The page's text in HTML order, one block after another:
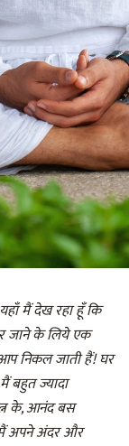
यहाँ मैं देख रहा हूँ कि
जाने के लिये एक
निकल जाती हैं! घर
बहुत ज्यादा
के, आनंद बस
अपने अंदर और